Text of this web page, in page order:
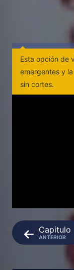
Esta opción de
emergentes y
sin cortes.
Capitulo
ANTERIOR